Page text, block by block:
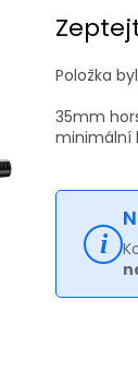
cena:
Položka
35mm
minimální